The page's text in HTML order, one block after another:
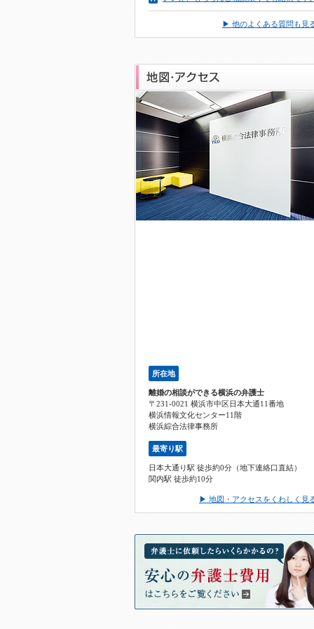
▶ 他のよくある質問も見
所在地
離婚の相談ができる横浜の弁護士
〒231-0021 横浜市中区日本大通11番地
横浜情報文化センター11階
横浜綜合法律事務所
最寄り駅
日本大通り駅 徒歩約0分（地下連絡口直結）
関内駅 徒歩約10分
▶ 地図・アクセスをくわしく見